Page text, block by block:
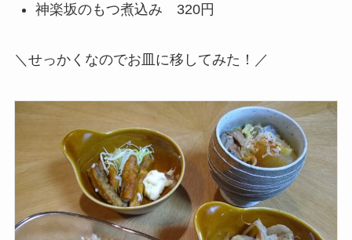
神楽坂のもつ煮込み 320円
＼せっかくなのでお皿に移してみた！／